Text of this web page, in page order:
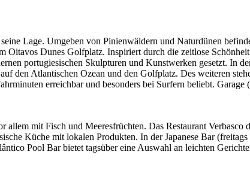
Lage. Umgeben von Pinienwäldern und Naturdünen
Dunes Golfplatz. Inspiriert durch die zeitlose
portugiesischen Skulpturen und Kunstwerken gesetzt. In
den Atlantischen Ozean und den Golfplatz. Des weiteren
erreichbar und besonders bei Surfern beliebt.
mit Fisch und Meeresfrüchten. Das Restaurant Verbasco
Küche mit lokalen Produkten. In der Japanese Bar
Pool Bar bietet tagsüber eine Auswahl an leichten